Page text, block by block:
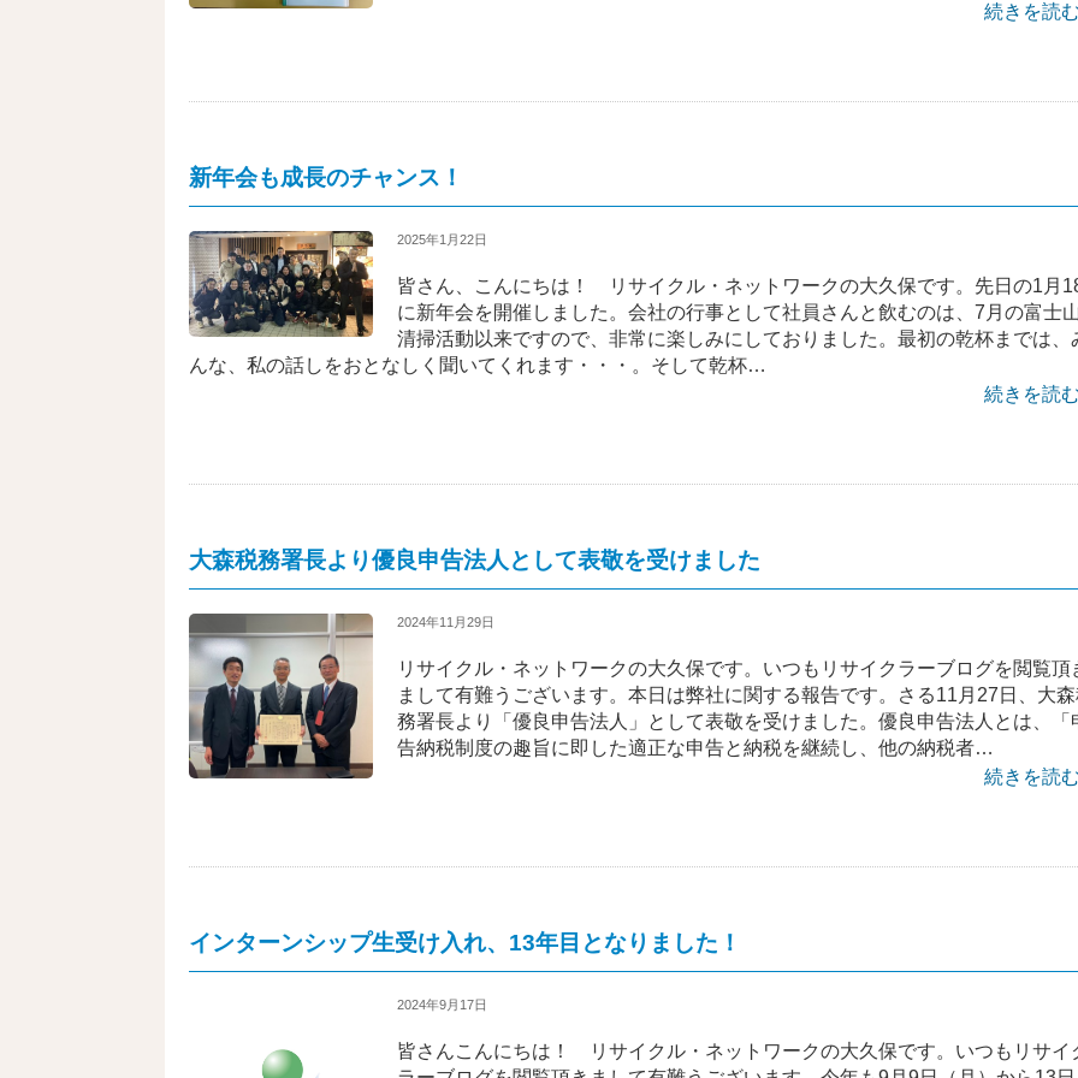
続きを読
新年会も成長のチャンス！
2025年1月22日
皆さん、こんにちは！ リサイクル・ネットワークの大久保です。先日の1月
に新年会を開催しました。会社の行事として社員さんと飲むのは、7月の富士
清掃活動以来ですので、非常に楽しみにしておりました。最初の乾杯までは、
んな、私の話しをおとなしく聞いてくれます・・・。そして乾杯…
続きを読
大森税務署長より優良申告法人として表敬を受けました
2024年11月29日
リサイクル・ネットワークの大久保です。いつもリサイクラーブログを閲覧頂
まして有難うございます。本日は弊社に関する報告です。さる11月27日、大
務署長より「優良申告法人」として表敬を受けました。優良申告法人とは、「
告納税制度の趣旨に即した適正な申告と納税を継続し、他の納税者…
続きを読
インターンシップ生受け入れ、13年目となりました！
2024年9月17日
皆さんこんにちは！ リサイクル・ネットワークの大久保です。いつもリサイ